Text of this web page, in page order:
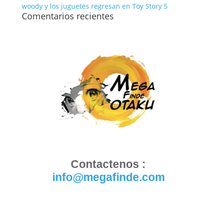
woody y los juguetes regresan en Toy Story 5
Comentarios recientes
Contactenos :
info@megafinde.com